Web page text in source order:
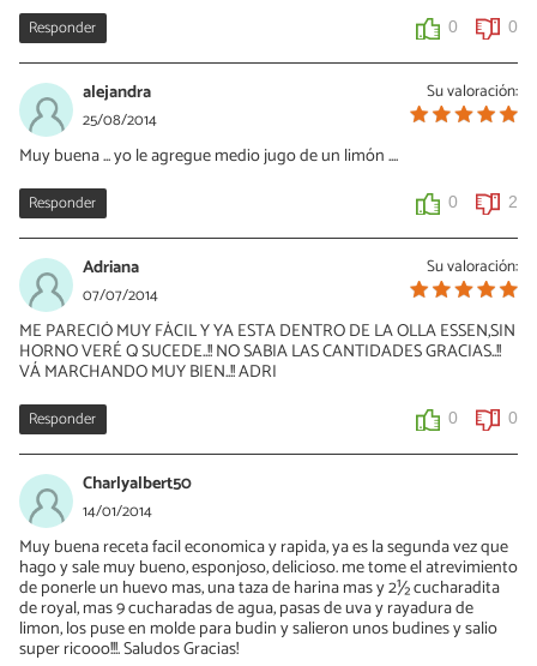
Responder 0 0
Su valoración:
alejandra
25/08/2014
Muy buena ... yo le agregue medio jugo de un limón ....
Responder 0 2
Su valoración:
Adriana
07/07/2014
ME PARECIÓ MUY FÁCIL Y YA ESTA DENTRO DE LA OLLA ESSEN,SIN
HORNO VERÉ Q SUCEDE..!! NO SABIA LAS CANTIDADES GRACIAS..!!
VÁ MARCHANDO MUY BIEN..!! ADRI
Responder 0 0
Charlyalbert50
14/01/2014
Muy buena receta facil economica y rapida, ya es la segunda vez que
hago y sale muy bueno, esponjoso, delicioso. me tome el atrevimiento
de ponerle un huevo mas, una taza de harina mas y 2½ cucharadita
de royal, mas 9 cucharadas de agua, pasas de uva y rayadura de
limon, los puse en molde para budin y salieron unos budines y salio
super ricooo!!!. Saludos Gracias!